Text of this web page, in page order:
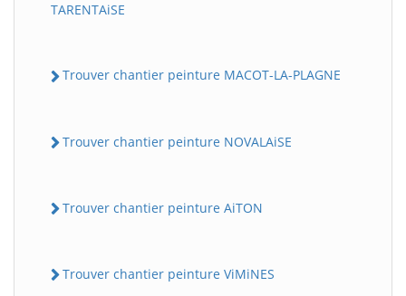
TARENTAiSE
Trouver chantier peinture MACOT-LA-PLAGNE
Trouver chantier peinture NOVALAiSE
Trouver chantier peinture AiTON
Trouver chantier peinture ViMiNES